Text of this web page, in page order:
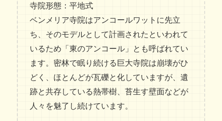
寺院形態：平地式
ベンメリア寺院はアンコールワットに先立
ち、そのモデルとして計画されたといわれて
いるため「東のアンコール」とも呼ばれてい
ます。密林で眠り続ける巨大寺院は崩壊がひ
どく、ほとんどが瓦礫と化していますが、遺
跡と共存している熱帯樹、苔生す壁面などが
人々を魅了し続けています。